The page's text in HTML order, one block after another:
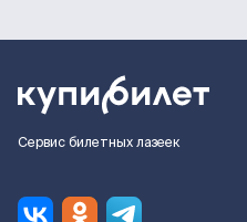
Сервис билетных лазеек